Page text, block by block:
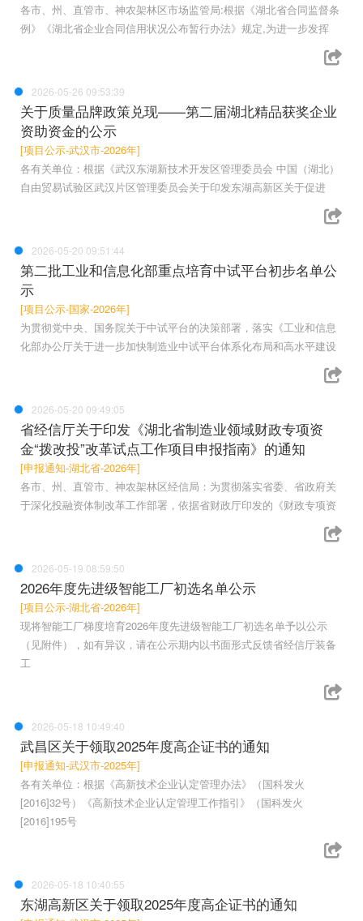
各市、州、直管市、神农架林区市场监管局:根据《湖北省合同监督条
例》《湖北省企业合同信用状况公布暂行办法》规定,为进一步发挥
2026-05-26 09:53:39
关于质量品牌政策兑现——第二届湖北精品获奖企业
资助资金的公示
[项目公示-武汉市-2026年]
各有关单位：根据《武汉东湖新技术开发区管理委员会 中国（湖北）
自由贸易试验区武汉片区管理委员会关于印发东湖高新区关于促进
2026-05-20 09:51:44
第二批工业和信息化部重点培育中试平台初步名单公
示
[项目公示-国家-2026年]
为贯彻党中央、国务院关于中试平台的决策部署，落实《工业和信息
化部办公厅关于进一步加快制造业中试平台体系化布局和高水平建设
2026-05-20 09:49:05
省经信厅关于印发《湖北省制造业领域财政专项资
金“拨改投”改革试点工作项目申报指南》的通知
[申报通知-湖北省-2026年]
各市、州、直管市、神农架林区经信局：为贯彻落实省委、省政府关
于深化投融资体制改革工作部署，依据省财政厅印发的《财政专项资
2026-05-19 08:59:50
2026年度先进级智能工厂初选名单公示
[项目公示-湖北省-2026年]
现将智能工厂梯度培育2026年度先进级智能工厂初选名单予以公示
（见附件），如有异议，请在公示期内以书面形式反馈省经信厅装备
工
2026-05-18 10:49:40
武昌区关于领取2025年度高企证书的通知
[申报通知-武汉市-2025年]
各有关单位：根据《高新技术企业认定管理办法》（国科发火
[2016]32号）《高新技术企业认定管理工作指引》（国科发火
[2016]195号
2026-05-18 10:40:55
东湖高新区关于领取2025年度高企证书的通知